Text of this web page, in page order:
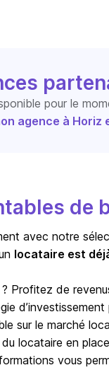
pour le
agence à Horiz
de
avec notre
locataire est
Profitez de
sur le marché
locataire en
vous